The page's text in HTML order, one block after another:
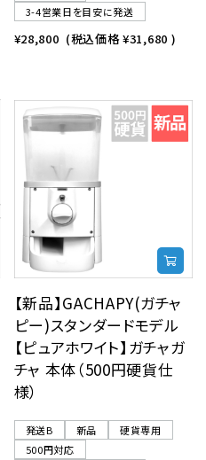
3-4営業日を目安に発送
¥28,800 (税込価格¥31,680 )
【新品】GACHAPY(ガチャ
ピー)スタンダードモデル
【ピュアホワイト】ガチャガ
チャ 本体（500円硬貨仕
様）
発送B 新品
硬貨専用
500円対応